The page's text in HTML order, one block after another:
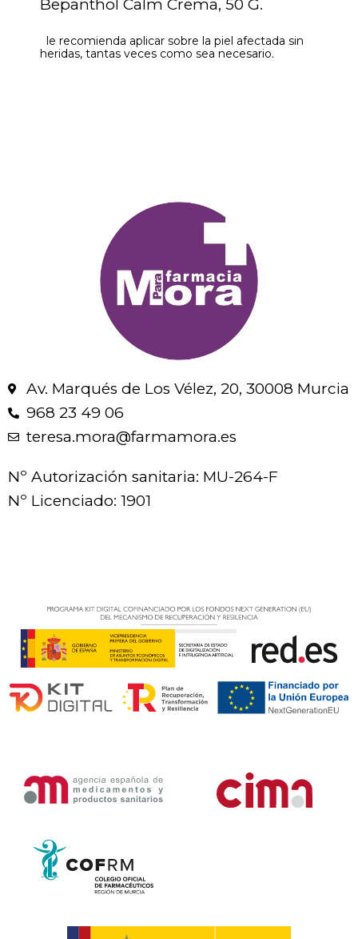
Bepanthol Calm Crema, 50 G.
le recomienda aplicar sobre la piel afectada sin
heridas, tantas veces como sea necesario.
Av. Marqués de Los Vélez, 20, 30008 Murcia
968 23 49 06
teresa.mora@farmamora.es
Nº Autorización sanitaria: MU-264-F
Nº Licenciado: 1901